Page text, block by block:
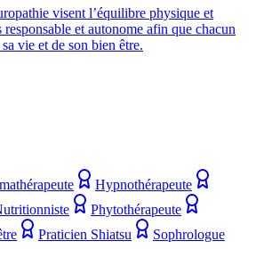
visent l’équilibre physique et
et autonome afin que chacun
vie et de son bien être.
Hypnothérapeute
Phytothérapeute
Praticien Shiatsu
Sophrologue